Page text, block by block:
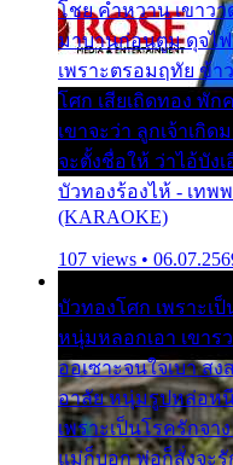
โชย คำหวาน เขาว
มาบานก่อนตูม ดุจไ
เพราะตรอมฤทัย ข้า
โศก เสียเถิดทอง พัก
เขาจะว่า ลูกเจ้าเกิ
จะตั้งชื่อให้ ว่าไอ้บัง
บัวทองร้องไห้ - เทพ
(KARAOKE)
107 views •
บัวทองโศก เพราะเ
หนุ่มหลอกเอา เขาร
ออเซาะจนใจเบา สง
อาลัย หนุ่มรูปหล่อห
เพราะเป็นโรครักจา
แม่ก็บอก พ่อก็สั่งจะรั